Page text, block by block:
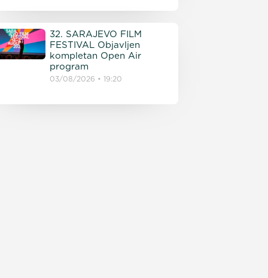
32. SARAJEVO FILM
FESTIVAL Objavljen
kompletan Open Air
program
03/08/2026 19:20